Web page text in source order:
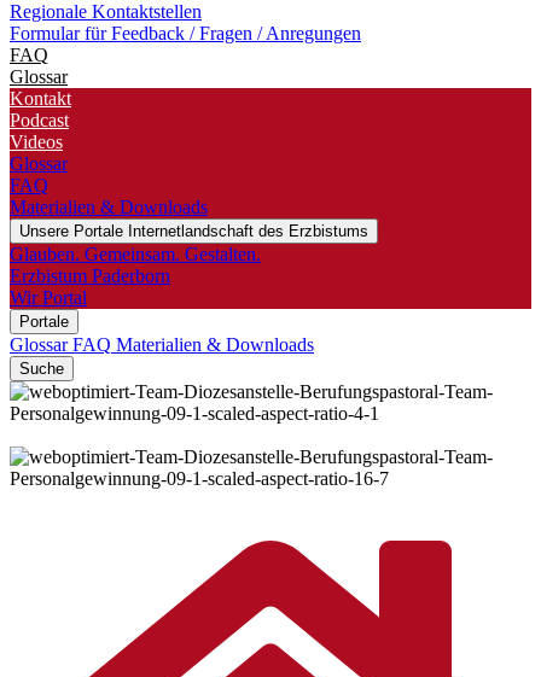
Regionale Kontaktstellen
Formular für Feedback / Fragen / Anregungen
FAQ
Glossar
Kontakt
Podcast
Videos
Glossar
FAQ
Materialien & Downloads
Unsere Portale Internetlandschaft des Erzbistums
Glauben. Gemeinsam. Gestalten.
Erzbistum Paderborn
Wir Portal
Portale
Glossar FAQ Materialien & Downloads
Suche